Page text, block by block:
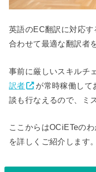
英語のEC翻訳に対応
合わせて最適な翻訳者
事前に厳しいスキルチ
訳者
が常時稼働して
談も行なえるので、ミ
ここからはOCiETeの
を詳しくご紹介します。